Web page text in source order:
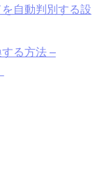
自動判別する設
る方法 –